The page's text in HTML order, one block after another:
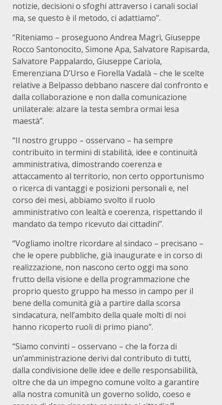
notizie, decisioni o sfoghi attraverso i canali social
ma, se questo è il metodo, ci adattiamo”.
“Riteniamo – proseguono Andrea Magrì, Giuseppe
Rocco Santonocito, Simone Apa, Salvatore Rapisarda,
Salvatore Pappalardo, Giuseppe Cariola,
Emerenziana D’Urso e Fiorella Vadalà – che le scelte
relative a Belpasso debbano nascere dal confronto e
dalla collaborazione e non dalla comunicazione
unilaterale: alzare la testa sembra ormai lesa
maestà”.
“Il nostro gruppo – osservano – ha sempre
contribuito in termini di stabilità, idee e continuità
amministrativa, dimostrando coerenza e
attaccamento al territorio, non certo opportunismo
o ricerca di vantaggi e posizioni personali e, nel
corso dei mesi, abbiamo svolto il ruolo
amministrativo con lealtà e coerenza, rispettando il
mandato da tempo ricevuto dai cittadini”.
“Vogliamo inoltre ricordare al sindaco – precisano –
che le opere pubbliche, già inaugurate e in corso di
realizzazione, non nascono certo oggi ma sono
frutto della visione e della programmazione che
proprio questo gruppo ha messo in campo per il
bene della comunità già a partire dalla scorsa
sindacatura, nell’ambito della quale molti di noi
hanno ricoperto ruoli di primo piano”.
“Siamo convinti – osservano – che la forza di
un’amministrazione derivi dal contributo di tutti,
dalla condivisione delle idee e delle responsabilità,
oltre che da un impegno comune volto a garantire
alla nostra comunità un governo solido, coeso e